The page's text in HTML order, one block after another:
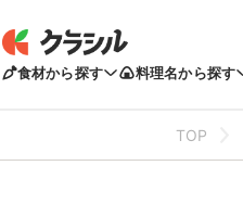
食材から探す 料理名から探す
TOP